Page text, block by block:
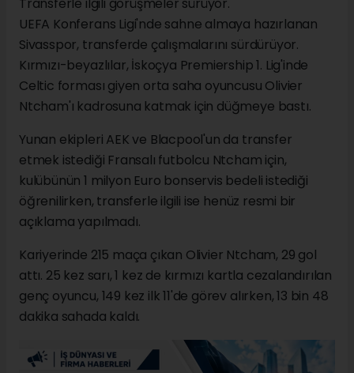
UEFA Konferans Ligi'nde sahne almaya hazırlanan
Sivasspor, transferde çalışmalarını sürdürüyor.
Kırmızı-beyazlılar, İskoçya Premiership 1. Lig'inde
Celtic forması giyen orta saha oyuncusu Olivier
Ntcham'ı kadrosuna katmak için düğmeye bastı.
Yunan ekipleri AEK ve Blacpool'un da transfer
etmek istediği Fransalı futbolcu Ntcham için,
kulübünün 1 milyon Euro bonservis bedeli istediği
öğrenilirken, transferle ilgili ise henüz resmi bir
açıklama yapılmadı.
Kariyerinde 215 maça çıkan Olivier Ntcham, 29 gol
attı. 25 kez sarı, 1 kez de kırmızı kartla cezalandırılan
genç oyuncu, 149 kez ilk 11'de görev alırken, 13 bin 48
dakika sahada kaldı.